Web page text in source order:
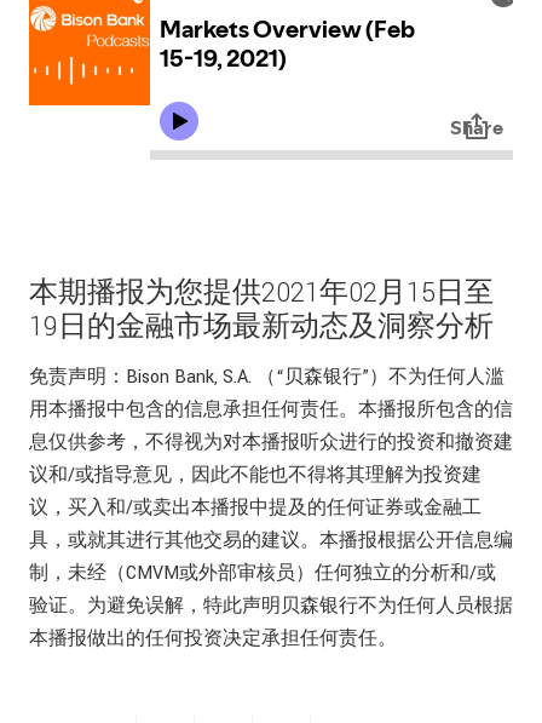
本期播报为您提供2021年02月15日至
19日的金融市场最新动态及洞察分析
免责声明：Bison Bank, S.A. （“贝森银行”）不为任何人滥
用本播报中包含的信息承担任何责任。本播报所包含的信
息仅供参考，不得视为对本播报听众进行的投资和撤资建
议和/或指导意见，因此不能也不得将其理解为投资建
议，买入和/或卖出本播报中提及的任何证券或金融工
具，或就其进行其他交易的建议。本播报根据公开信息编
制，未经（CMVM或外部审核员）任何独立的分析和/或
验证。为避免误解，特此声明贝森银行不为任何人员根据
本播报做出的任何投资决定承担任何责任。